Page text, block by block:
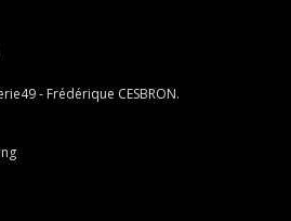
- Frédérique CESBRON.